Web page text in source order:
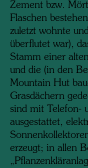
Zement bzw.
Flaschen
zuletzt wohnte
überflutet war),
Stamm einer
und die (in den
Mountain Hut
Grasdächern
sind mit Telefon-
ausgestattet,
erzeugt; in allen